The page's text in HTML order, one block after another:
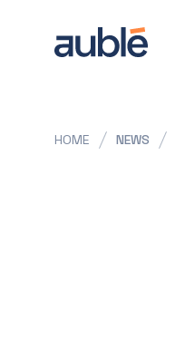
HOME NEWS